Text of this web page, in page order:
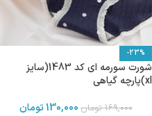
-23%
شورت سورمه ای کد 1483(سایز
xl)پارچه گیاهی
169,000 تومان 130,000تومان